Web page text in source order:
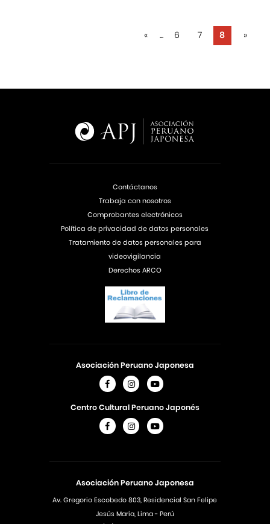
« ... 6 7 8 »
Asociación Peruano Japonesa
Av. Gregorio Escobedo 803, Residencial San Felipe
Jesús Maria, Lima - Perú
Asociación Peruano Japonesa
Centro Cultural Peruano Japonés
Contáctanos
Trabaja con nosotros
Comprobantes electrónicos
Política de privacidad de datos personales
Tratamiento de datos personales para
videovigilancia
Derechos ARCO